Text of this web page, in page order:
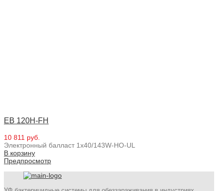
EB 120H-FH
10 811 руб.
Электронный балласт 1x40/143W-HO-UL
В корзину
Предпросмотр